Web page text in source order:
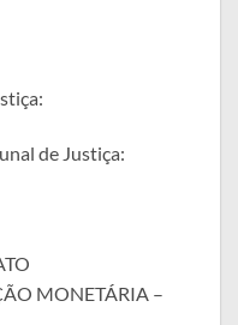
de Justiça:
MONETÁRIA –